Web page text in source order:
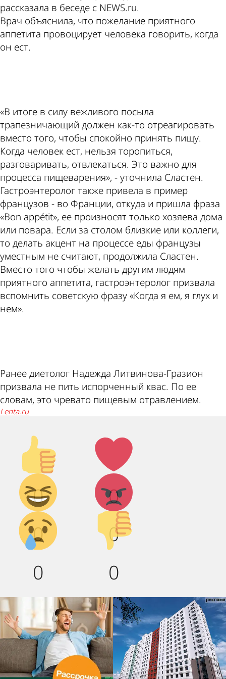
рассказала в беседе с NEWS.ru.
Врач объяснила, что пожелание приятного
аппетита провоцирует человека говорить, когда
он ест.
«В итоге в силу вежливого посыла
трапезничающий должен как-то отреагировать
вместо того, чтобы спокойно принять пищу.
Когда человек ест, нельзя торопиться,
разговаривать, отвлекаться. Это важно для
процесса пищеварения», - уточнила Сластен.
Гастроэнтеролог также привела в пример
французов - во Франции, откуда и пришла фраза
«Bon appétit», ее произносят только хозяева дома
или повара. Если за столом близкие или коллеги,
то делать акцент на процессе еды французы
уместным не считают, продолжила Сластен.
Вместо того чтобы желать другим людям
приятного аппетита, гастроэнтеролог призвала
вспомнить советскую фразу «Когда я ем, я глух и
нем».
Ранее диетолог Надежда Литвинова-Гразион
призвала не пить испорченный квас. По ее
словам, это чревато пищевым отравлением.
lenta.ru
Палец
вверх!
0
Лайк!
0
Дикий
смех!
0
Агрессия!
0
Грусть :(
0
Палец
вниз!
0